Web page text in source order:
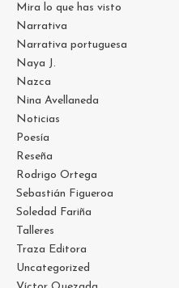
Mira lo que has visto
Narrativa
Narrativa portuguesa
Naya J.
Nazca
Nina Avellaneda
Noticias
Poesía
Reseña
Rodrigo Ortega
Sebastián Figueroa
Soledad Fariña
Talleres
Traza Editora
Uncategorized